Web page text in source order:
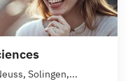
Solingen,...